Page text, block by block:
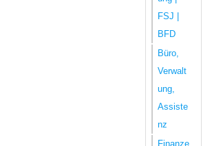
FSJ |
BFD
Büro,
Verwalt
ung,
Assiste
nz
Finanze